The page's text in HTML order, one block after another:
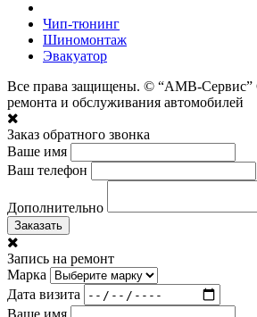
Чип-тюнинг
Шиномонтаж
Эвакуатор
Все права защищены. © “АМВ-
ремонта и обслуживания автомобилей
Заказ обратного звонка
Ваше имя
Ваш телефон
Дополнительно
Заказать
Запись на ремонт
Марка
Дата визита
Ваше имя